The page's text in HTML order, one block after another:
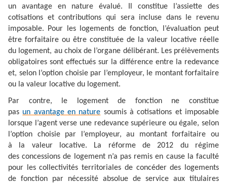
un avantage en nature évalué. Il constitue l’assiette des
cotisations et contributions qui sera incluse dans le revenu
imposable. Pour les logements de fonction, l’évaluation peut
être forfaitaire ou être constituée de la valeur locative réelle
du logement, au choix de l’organe délibérant. Les prélèvements
obligatoires sont effectués sur la différence entre la redevance
et, selon l’option choisie par l’employeur, le montant forfaitaire
ou la valeur locative du logement.
Par contre, le logement de fonction ne constitue
pas un avantage en nature soumis à cotisations et imposable
lorsque l’agent verse une redevance supérieure ou égale, selon
l’option choisie par l’employeur, au montant forfaitaire ou
à la valeur locative. La réforme de 2012 du régime
des concessions de logement n’a pas remis en cause la faculté
pour les collectivités territoriales de concéder des logements
de fonction par nécessité absolue de service aux titulaires